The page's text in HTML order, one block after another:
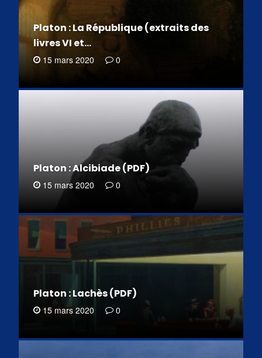
Platon : La République (extraits des
livres VI et…
15 mars 2020 0
Platon : Alcibiade (PDF)
15 mars 2020 0
Platon : Lachès (PDF)
15 mars 2020 0